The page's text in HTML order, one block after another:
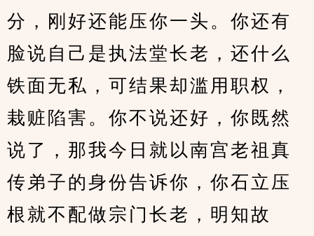
分，刚好还能压你一头。你还有
脸说自己是执法堂长老，还什么
铁面无私，可结果却滥用职权，
栽赃陷害。你不说还好，你既然
说了，那我今日就以南宫老祖真
传弟子的身份告诉你，你石立压
根就不配做宗门长老，明知故